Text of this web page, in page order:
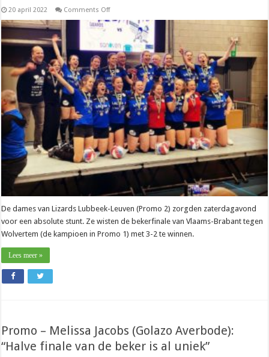
20 april 2022 Comments Offon
–
Davy
Donders
(Lizards):
“Krijg
kippenvel
als
ik
aan
bekerwinst
denk”
De dames van Lizards Lubbeek-Leuven (Promo 2) zorgden zaterdagavond
voor een absolute stunt. Ze wisten de bekerfinale van Vlaams-Brabant tegen
Wolvertem (de kampioen in Promo 1) met 3-2 te winnen.
Lees meer »
Promo – Melissa Jacobs (Golazo Averbode):
“Halve finale van de beker is al uniek”